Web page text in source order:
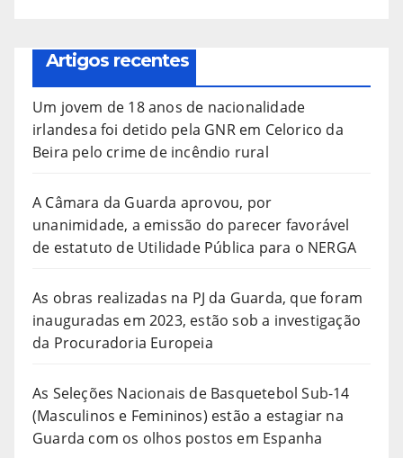
Artigos recentes
Um jovem de 18 anos de nacionalidade
irlandesa foi detido pela GNR em Celorico da
Beira pelo crime de incêndio rural
A Câmara da Guarda aprovou, por
unanimidade, a emissão do parecer favorável
de estatuto de Utilidade Pública para o NERGA
As obras realizadas na PJ da Guarda, que foram
inauguradas em 2023, estão sob a investigação
da Procuradoria Europeia
As Seleções Nacionais de Basquetebol Sub-14
(Masculinos e Femininos) estão a estagiar na
Guarda com os olhos postos em Espanha